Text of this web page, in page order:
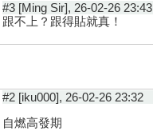
#3 [Ming Sir], 26-02-26 23:43
跟不上？跟得貼就真！
#2 [iku000], 26-02-26 23:32
自燃高發期